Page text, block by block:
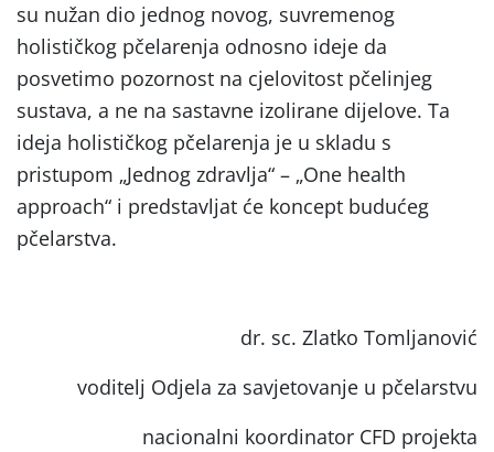
su nužan dio jednog novog, suvremenog
holističkog pčelarenja odnosno ideje da
posvetimo pozornost na cjelovitost pčelinjeg
sustava, a ne na sastavne izolirane dijelove. Ta
ideja holističkog pčelarenja je u skladu s
pristupom „Jednog zdravlja“ – „One health
approach“ i predstavljat će koncept budućeg
pčelarstva.
dr. sc. Zlatko Tomljanović
voditelj Odjela za savjetovanje u pčelarstvu
nacionalni koordinator CFD projekta